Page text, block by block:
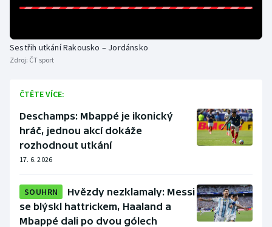
Sestřih utkání Rakousko – Jordánsko
Zdroj: ČT sport
ČTĚTE VÍCE:
Deschamps: Mbappé je ikonický
hráč, jednou akcí dokáže
rozhodnout utkání
17. 6. 2026
SOUHRN
Hvězdy nezklamaly: Messi
se blýskl hattrickem, Haaland a
Mbappé dali po dvou gólech